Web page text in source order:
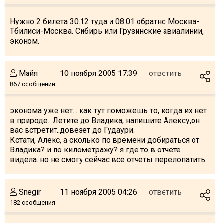
Нужно 2 билета 30.12 туда и 08.01 обратно Москва-
Тбилиси-Москва. Сибирь или Грузинские авиалинии,
эконом.
Майя
867 сообщений
10 ноября 2005 17:39 ответить
эконома уже нет... как тут поможешь то, когда их нет
в природе.. Летите до Владика, напишите Алексу,он
вас встретит..довезет до Гудаури.
Кстати, Алекс, а сколько по времени добираться от
Владика? и по километражу? я где то в отчете
видела..но не смогу сейчас все отчеты перелопатить
Snegir
182 сообщения
11 ноября 2005 04:26 ответить
Дети в Гудаури
Развлечения
Календарь событий
ПРОЖИВАНИЕ
Отели